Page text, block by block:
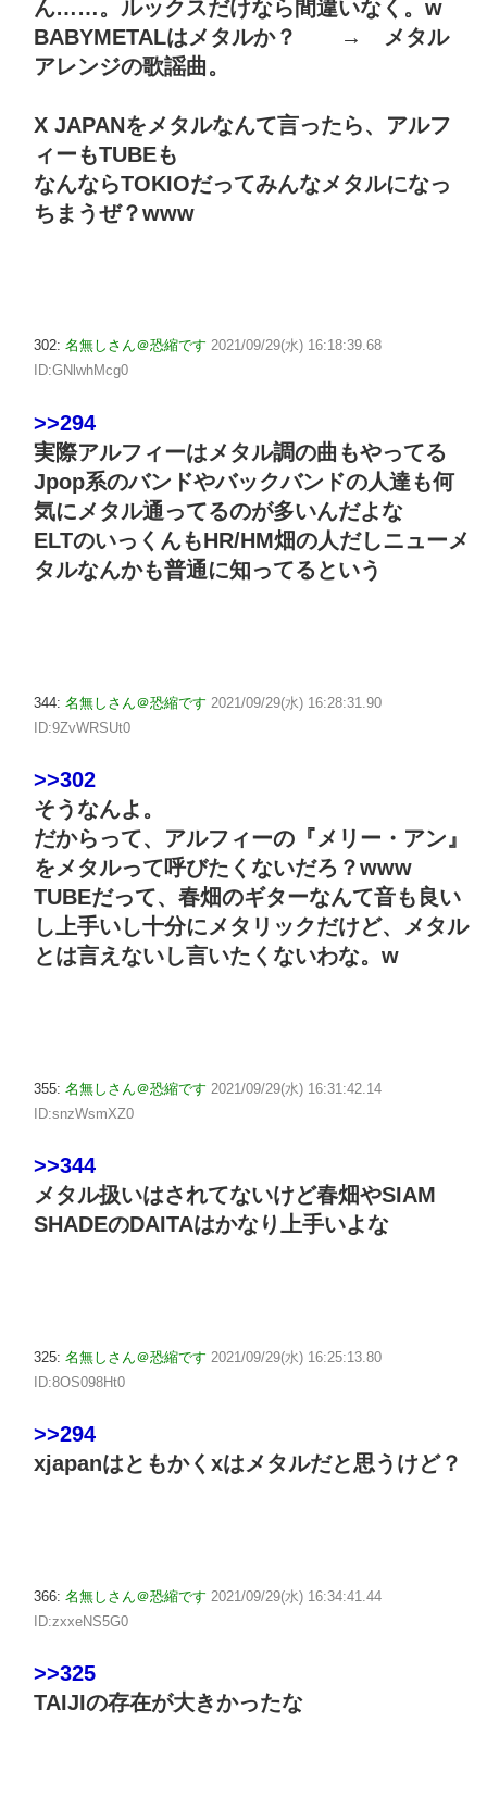
ん……。ルックスだけなら間違いなく。w
BABYMETALはメタルか？ → メタル
アレンジの歌謡曲。
X JAPANをメタルなんて言ったら、アルフ
ィーもTUBEも
なんならTOKIOだってみんなメタルになっ
ちまうぜ？www
302: 名無しさん＠恐縮です 2021/09/29(水) 16:18:39.68
ID:GNlwhMcg0
>>294
実際アルフィーはメタル調の曲もやってる
Jpop系のバンドやバックバンドの人達も何
気にメタル通ってるのが多いんだよな
ELTのいっくんもHR/HM畑の人だしニューメ
タルなんかも普通に知ってるという
344: 名無しさん＠恐縮です 2021/09/29(水) 16:28:31.90
ID:9ZvWRSUt0
>>302
そうなんよ。
だからって、アルフィーの『メリー・アン』
をメタルって呼びたくないだろ？www
TUBEだって、春畑のギターなんて音も良い
し上手いし十分にメタリックだけど、メタル
とは言えないし言いたくないわな。w
355: 名無しさん＠恐縮です 2021/09/29(水) 16:31:42.14
ID:snzWsmXZ0
>>344
メタル扱いはされてないけど春畑やSIAM
SHADEのDAITAはかなり上手いよな
325: 名無しさん＠恐縮です 2021/09/29(水) 16:25:13.80
ID:8OS098Ht0
>>294
xjapanはともかくxはメタルだと思うけど？
366: 名無しさん＠恐縮です 2021/09/29(水) 16:34:41.44
ID:zxxeNS5G0
>>325
TAIJIの存在が大きかったな